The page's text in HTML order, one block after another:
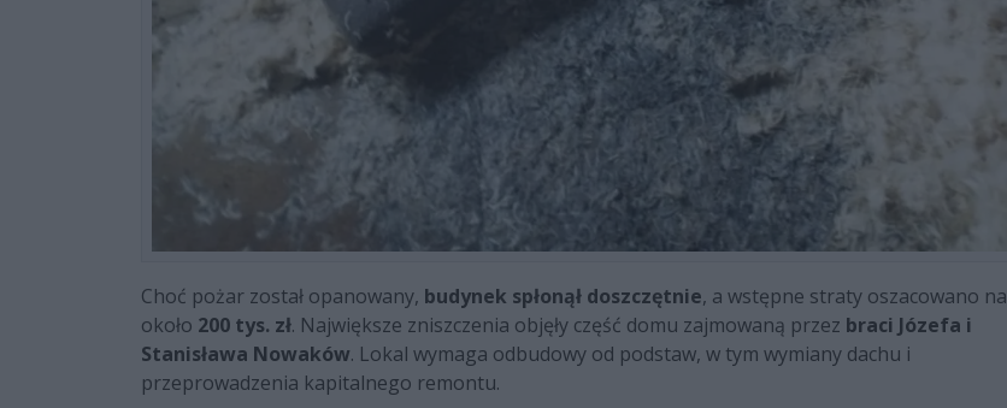
Choć pożar został opanowany, budynek spłonął doszczętnie, a wstępne straty oszacowano na
około 200 tys. zł. Największe zniszczenia objęły część domu zajmowaną przez braci Józefa i
Stanisława Nowaków. Lokal wymaga odbudowy od podstaw, w tym wymiany dachu i
przeprowadzenia kapitalnego remontu.